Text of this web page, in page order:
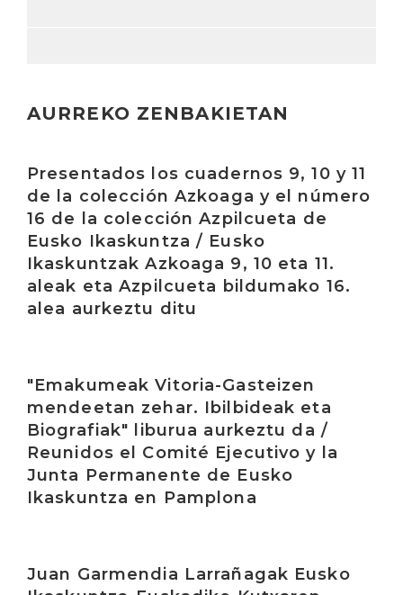
AURREKO ZENBAKIETAN
Presentados los cuadernos 9, 10 y 11
de la colección Azkoaga y el número
16 de la colección Azpilcueta de
Eusko Ikaskuntza / Eusko
Ikaskuntzak Azkoaga 9, 10 eta 11.
aleak eta Azpilcueta bildumako 16.
alea aurkeztu ditu
"Emakumeak Vitoria-Gasteizen
mendeetan zehar. Ibilbideak eta
Biografiak" liburua aurkeztu da /
Reunidos el Comité Ejecutivo y la
Junta Permanente de Eusko
Ikaskuntza en Pamplona
Juan Garmendia Larrañagak Eusko